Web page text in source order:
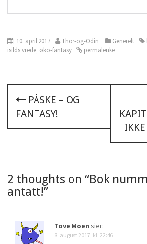
10. april 2017 Thor-og-Odin Generelt
isilds vrede, øko-fantasy permalenke
P
o
n
a
PÅSKE – OG
FANTASY!
2 thoughts on “Bok
antatt!”
Tove Moen sier:
8. august 2017, kl. 22:46